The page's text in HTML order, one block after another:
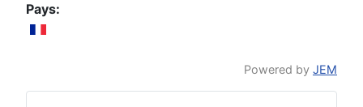
Pays:
Powered by JEM